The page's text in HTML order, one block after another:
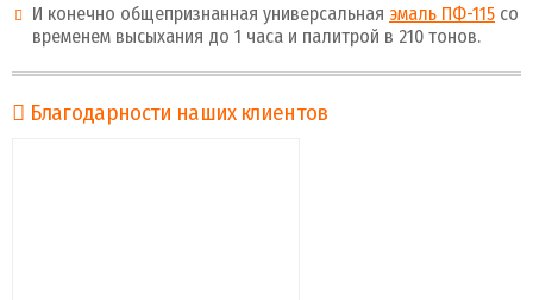
И конечно общепризнанная универсальная эмаль ПФ-115 со
временем высыхания до 1 часа и палитрой в 210 тонов.
Благодарности наших клиентов